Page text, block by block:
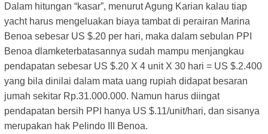
Dalam hitungan “kasar”, menurut Agung Karian kalau tiap
yacht harus mengeluakan biaya tambat di perairan Marina
Benoa sebesar US $.20 per hari, maka dalam sebulan PPI
Benoa dlamketerbatasannya sudah mampu menjangkau
pendapatan sebesar US $.20 X 4 unit X 30 hari = US $.2.400
yang bila dinilai dalam mata uang rupiah didapat besaran
jumah sekitar Rp.31.000.000. Namun harus diingat
pendapatan bersih PPI hanya US $.11/unit/hari, dan sisanya
merupakan hak Pelindo III Benoa.